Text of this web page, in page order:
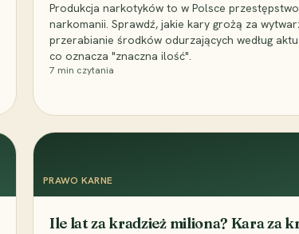
Produkcja narkotyków to w Polsce
narkomanii. Sprawdź, jakie kary grożą za
przerabianie środków odurzających według
co oznacza "znaczna ilość".
7 min czytania
PRAWO KARNE
Ile lat za kradzież miliona? Kara za